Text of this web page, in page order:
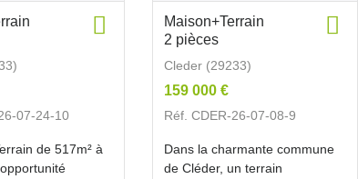
07-24-10
de 517m² à
Maison+Terrain
2 pièces
Cleder (29233)
159 000 €
Réf. CDER-26-07-08-9
Dans la charmante commune
de Cléder, un terrain